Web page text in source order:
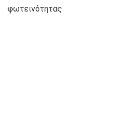
φωτεινότητας